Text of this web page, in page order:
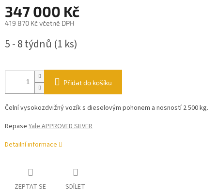
347 000 Kč
419 870 Kč včetně DPH
cena:
5 - 8 týdnů (1 ks)
Přidat do košíku
Čelní vysokozdvižný vozík s dieselovým pohonem a nosností 2 500 kg.
Repase Yale APPROVED SILVER
Detailní informace
ZEPTAT SE SDÍLET